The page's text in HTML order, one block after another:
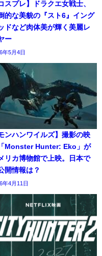
スプレ】ドラクエ女戦士、
的な美貌の『スト6』イング
ドなど肉体美が輝く美麗レ
ー
年5月4日
ンハンワイルズ】撮影の映
Monster Hunter: Eko」が
リカ博物館で上映。日本で
開情報は？
年4月11日